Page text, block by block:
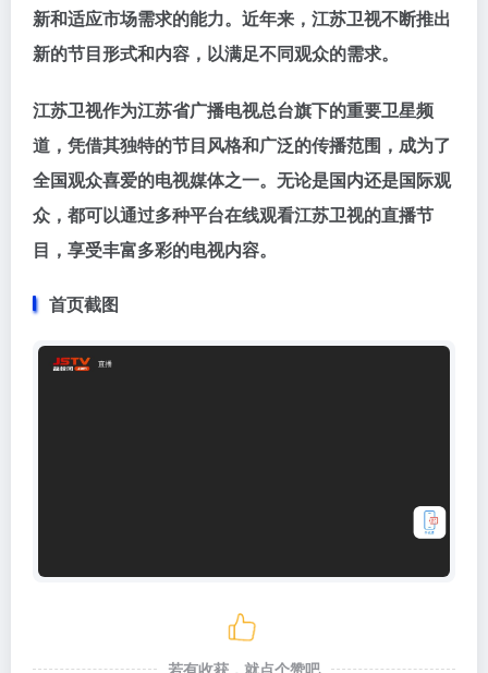
新和适应市场需求的能力。近年来，江苏卫视不断推出
新的节目形式和内容，以满足不同观众的需求。
江苏卫视作为江苏省广播电视总台旗下的重要卫星频
道，凭借其独特的节目风格和广泛的传播范围，成为了
全国观众喜爱的电视媒体之一。无论是国内还是国际观
众，都可以通过多种平台在线观看江苏卫视的直播节
目，享受丰富多彩的电视内容。
首页截图